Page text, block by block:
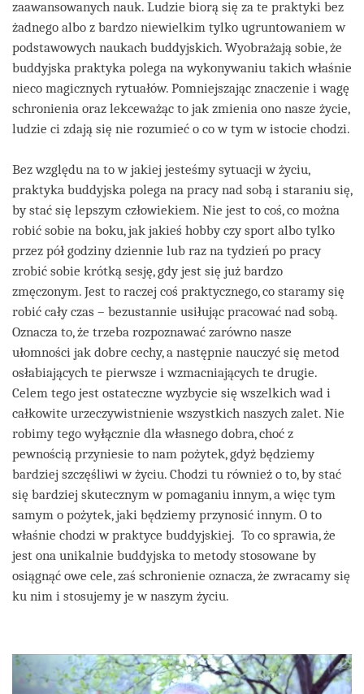
zaawansowanych nauk. Ludzie biorą się za te praktyki bez
żadnego albo z bardzo niewielkim tylko ugruntowaniem w
podstawowych naukach buddyjskich. Wyobrażają sobie, że
buddyjska praktyka polega na wykonywaniu takich właśnie
nieco magicznych rytuałów. Pomniejszając znaczenie i wagę
schronienia oraz lekceważąc to jak zmienia ono nasze życie,
ludzie ci zdają się nie rozumieć o co w tym w istocie chodzi.
Bez względu na to w jakiej jesteśmy sytuacji w życiu,
praktyka buddyjska polega na pracy nad sobą i staraniu się,
by stać się lepszym człowiekiem. Nie jest to coś, co można
robić sobie na boku, jak jakieś hobby czy sport albo tylko
przez pół godziny dziennie lub raz na tydzień po pracy
zrobić sobie krótką sesję, gdy jest się już bardzo
zmęczonym. Jest to raczej coś praktycznego, co staramy się
robić cały czas – bezustannie usiłując pracować nad sobą.
Oznacza to, że trzeba rozpoznawać zarówno nasze
ułomności jak dobre cechy, a następnie nauczyć się metod
osłabiających te pierwsze i wzmacniających te drugie.
Celem tego jest ostateczne wyzbycie się wszelkich wad i
całkowite urzeczywistnienie wszystkich naszych zalet. Nie
robimy tego wyłącznie dla własnego dobra, choć z
pewnością przyniesie to nam pożytek, gdyż będziemy
bardziej szczęśliwi w życiu. Chodzi tu również o to, by stać
się bardziej skutecznym w pomaganiu innym, a więc tym
samym o pożytek, jaki będziemy przynosić innym. O to
właśnie chodzi w praktyce buddyjskiej. To co sprawia, że
jest ona unikalnie buddyjska to metody stosowane by
osiągnąć owe cele, zaś schronienie oznacza, że zwracamy się
ku nim i stosujemy je w naszym życiu.